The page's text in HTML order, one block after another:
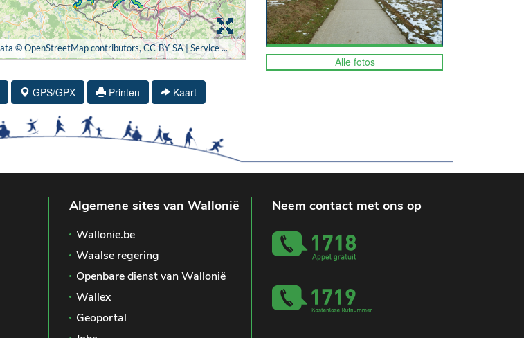
GPS/GPX Printen Kaart
Alle fotos
Algemene sites van Wallonië
Wallonie.be
Waalse regering
Openbare dienst van Wallonië
Wallex
Geoportal
Neem contact met ons op